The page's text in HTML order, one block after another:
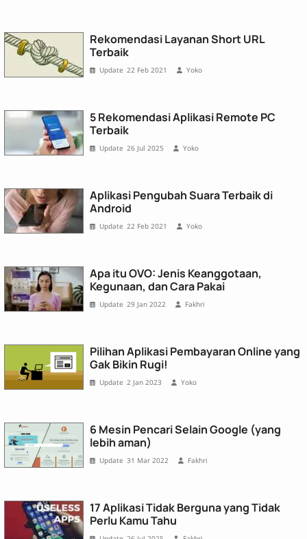
Rekomendasi Layanan Short URL
Terbaik
22 Feb 2021 Yoko
5 Rekomendasi Aplikasi Remote PC
Terbaik
26 Jul 2025 Yoko
Aplikasi Pengubah Suara Terbaik di
Android
22 Feb 2021 Yoko
Apa itu OVO: Jenis Keanggotaan,
Kegunaan, dan Cara Pakai
29 Jan 2022 Fakhri
Pilihan Aplikasi Pembayaran Online yang
Gak Bikin Rugi!
2 Jan 2023 Yoko
6 Mesin Pencari Selain Google (yang
lebih aman)
31 Mar 2022 Fakhri
17 Aplikasi Tidak Berguna yang Tidak
Perlu Kamu Tahu